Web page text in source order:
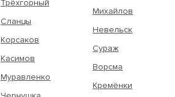
Трёхгорный
Сланцы
Корсаков
Касимов
Муравленко
Михайлов
Невельск
Сураж
Ворсма
Кремёнки